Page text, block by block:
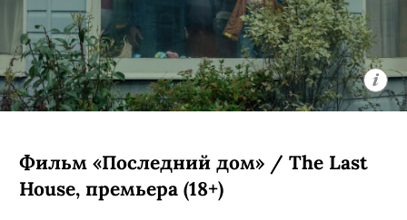
Фильм «Последний дом» / The Last
House, премьера (18+)